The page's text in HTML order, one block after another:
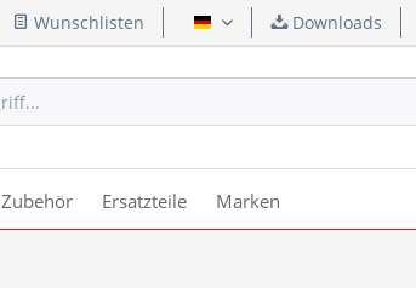
Wunschlisten Deutsch Downloads
Zubehör Ersatzteile Marken